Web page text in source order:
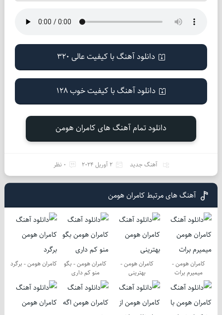
دانلود آهنگ با کیفیت عالی 320
دانلود آهنگ با کیفیت خوب 128
دانلود تمام آهنگ های کامران هومن
آهنگ جدید 2 آوریل 2024 0 نظر
آهنگ های مرتبط کامران هومن
کامران هومن -
میمیرم برات
کامران هومن -
بهترینی
کامران هومن - بگو
منو کم داری
کامران هومن - برگرد